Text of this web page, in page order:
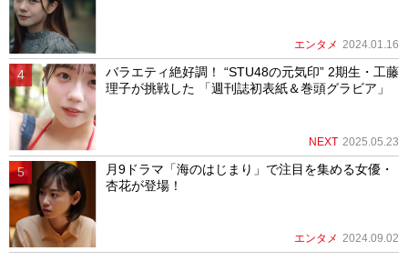
エンタメ 2024.01.16
バラエティ絶好調！ “STU48の元気印” 2期生・工藤
理子が挑戦した 「週刊誌初表紙＆巻頭グラビア」
NEXT 2025.05.23
月9ドラマ「海のはじまり」で注目を集める女優・
杏花が登場！
エンタメ 2024.09.02